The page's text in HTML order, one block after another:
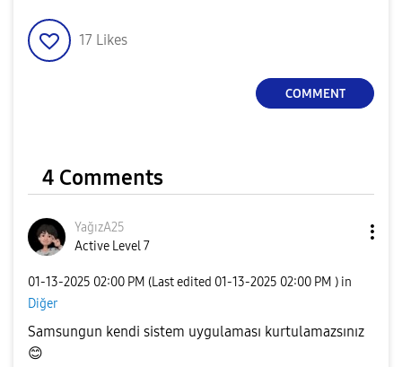
17 Likes
COMMENT
4 Comments
YağızA25
Active Level 7
‎01-13-2025 02:00 PM (Last edited ‎01-13-2025 02:00 PM ) in
Diğer
Samsungun kendi sistem uygulaması kurtulamazsınız
😊